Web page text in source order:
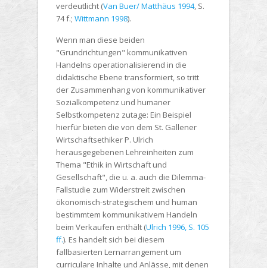
verdeutlicht (Van Buer/ Matthäus 1994, S.
74 f.; Wittmann 1998).
Wenn man diese beiden
"Grundrichtungen" kommunikativen
Handelns operationalisierend in die
didaktische Ebene transformiert, so tritt
der Zusammenhang von kommunikativer
Sozialkompetenz und humaner
Selbstkompetenz zutage: Ein Beispiel
hierfür bieten die von dem St. Gallener
Wirtschaftsethiker P. Ulrich
herausgegebenen Lehreinheiten zum
Thema "Ethik in Wirtschaft und
Gesellschaft", die u. a. auch die Dilemma-
Fallstudie zum Widerstreit zwischen
ökonomisch-strategischem und human
bestimmtem kommunikativem Handeln
beim Verkaufen enthält (Ulrich 1996, S. 105
ff.). Es handelt sich bei diesem
fallbasierten Lernarrangement um
curriculare Inhalte und Anlässe, mit denen